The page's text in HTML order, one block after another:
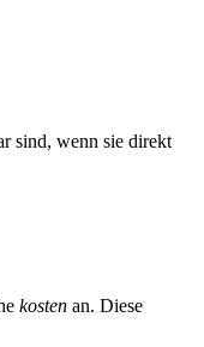
sind, wenn sie direkt
kosten an. Diese